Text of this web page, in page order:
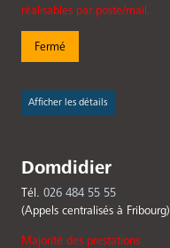
réalisables par poste/mail.
Fermé
Afficher les détails
Domdidier
Tél. 026 484 55 55
(Appels centralisés à Fribourg)
Majorité des prestations